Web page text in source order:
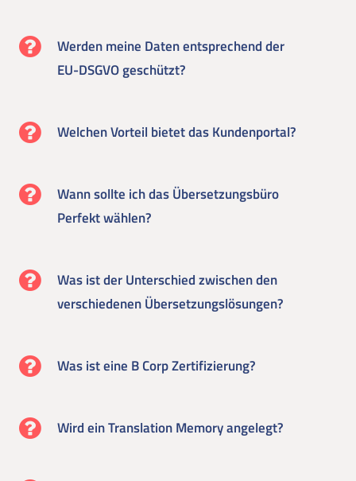
Werden meine Daten entsprechend der
EU-DSGVO geschützt?
Welchen Vorteil bietet das Kundenportal?
Wann sollte ich das Übersetzungsbüro
Perfekt wählen?
Was ist der Unterschied zwischen den
verschiedenen Übersetzungslösungen?
Was ist eine B Corp Zertifizierung?
Wird ein Translation Memory angelegt?